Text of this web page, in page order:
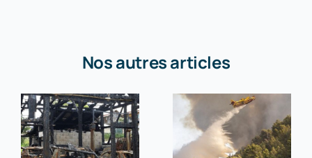
Nos autres articles